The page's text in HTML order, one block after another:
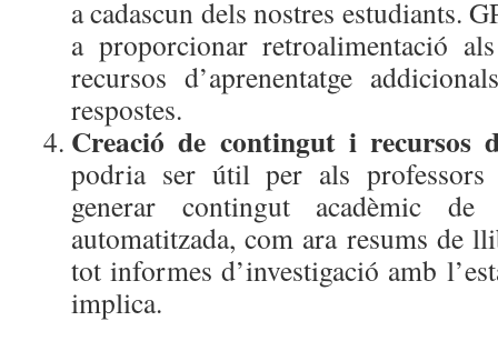
a cadascun dels nostres estudiants.
a proporcionar retroalimentació
recursos d’aprenentatge
respostes.
Creació de contingut i recursos
podria ser útil per als
generar contingut acadèmic de
automatitzada, com ara resums de
tot informes d’investigació amb
implica.